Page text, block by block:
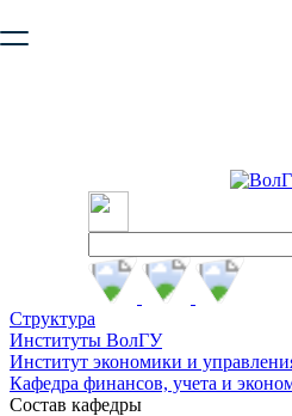
безопасную работу с сайтом.
Структура
Институты ВолГУ
Институт экономики и
Кафедра финансов, учета и
Состав кафедры